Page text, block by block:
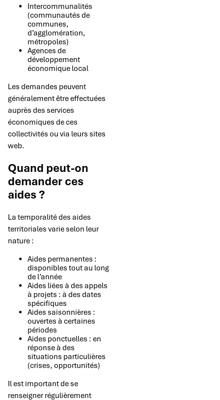
Intercommunalités
(communautés de
communes,
d’agglomération,
métropoles)
Agences de
développement
économique local
Les demandes peuvent
généralement être effectuées
auprès des services
économiques de ces
collectivités ou via leurs sites
web.
Quand peut-on
demander ces
aides ?
La temporalité des aides
territoriales varie selon leur
nature :
Aides permanentes :
disponibles tout au long
de l’année
Aides liées à des appels
à projets : à des dates
spécifiques
Aides saisonnières :
ouvertes à certaines
périodes
Aides ponctuelles : en
réponse à des
situations particulières
(crises, opportunités)
Il est important de se
renseigner régulièrement